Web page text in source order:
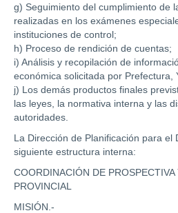
g) Seguimiento del cumplimiento de
realizadas en los exámenes
instituciones de control;
h) Proceso de rendición de cuentas;
i) Análisis y recopilación de
económica solicitada por Prefectura,
j) Los demás productos finales
las leyes, la normativa interna y las
autoridades.
La Dirección de Planificación para el
siguiente estructura interna:
COORDINACIÓN DE PROSPECTIVA
PROVINCIAL
MISIÓN.-